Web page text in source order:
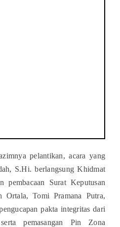
pelantikan, acara yang
S.Hi. berlangsung Khidmat
pembacaan Surat Keputusan
Ortala, Tomi Pramana Putra,
pakta integritas dari
pemasangan Pin Zona